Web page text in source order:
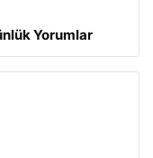
Yorumlar